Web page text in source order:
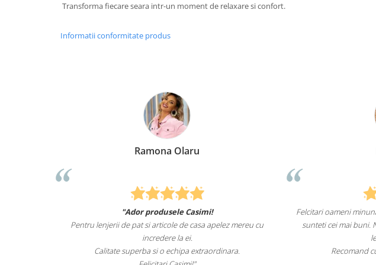
Transforma fiecare seara intr-un moment de relaxare si confort.
Informatii conformitate produs
de casa apelez mereu cu
Felcitari oameni minunati pentru produsele pe care le aveti,
sunteti cei mai buni. Nepotii mei au fost tare incantati de
Recomand cu drag si increde Casimi.ro